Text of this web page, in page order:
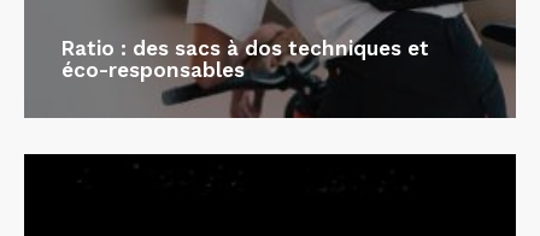
Ratio : des sacs à dos techniques et
éco-responsables